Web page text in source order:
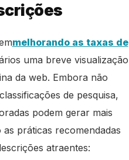
melhorando as taxas de
uma breve visualização
da web. Embora não
de pesquisa,
podem gerar mais
práticas recomendadas
atraentes: